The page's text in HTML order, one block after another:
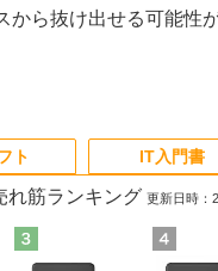
から抜け出せる可能性
ト IT入門書
れ筋ランキング 更新日時：